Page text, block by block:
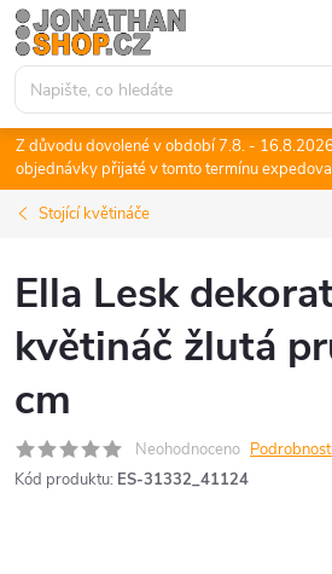
Přejít
na
obsah
Z důvodu dovolené v období 7.8. -
objednávky přijaté v tomto termínu
Stojící květináče
Ella Lesk
květináč žlutá
cm
Neohodnoceno
Kód produktu: ES-31332_41124